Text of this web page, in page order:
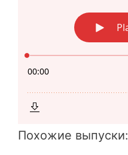
Похожие выпуски: